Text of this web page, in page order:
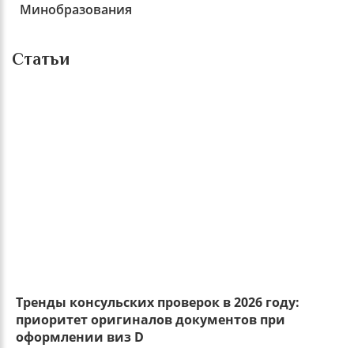
Минобразования
Статьи
Тренды консульских проверок в 2026 году:
приоритет оригиналов документов при
оформлении виз D